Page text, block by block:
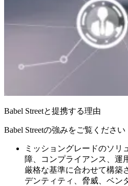
Babel Streetと提携する理由
Babel Streetの強みをご覧ください
ミッショングレードのソ
障、コンプライアンス、運
厳格な基準に合わせて構築
デンティティ、脅威、ベン